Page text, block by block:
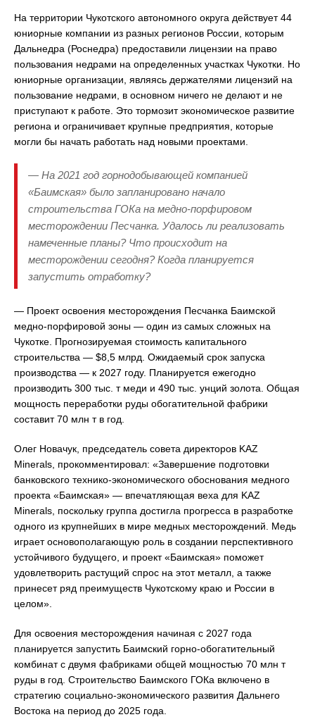
На территории Чукотского автономного округа действует 44
юниорные компании из разных регионов России, которым
Дальнедра (Роснедра) предоставили лицензии на право
пользования недрами на определенных участках Чукотки. Но
юниорные организации, являясь держателями лицензий на
пользование недрами, в основном ничего не делают и не
приступают к работе. Это тормозит экономическое развитие
региона и ограничивает крупные предприятия, которые
могли бы начать работать над новыми проектами.
— На 2021 год горнодобывающей компанией
«Баимская» было запланировано начало
строительства ГОКа на медно-порфировом
месторождении Песчанка. Удалось ли реализовать
намеченные планы? Что происходит на
месторождении сегодня? Когда планируется
запустить отработку?
— Проект освоения месторождения Песчанка Баимской
медно-порфировой зоны — один из самых сложных на
Чукотке. Прогнозируемая стоимость капитального
строительства — $8,5 млрд. Ожидаемый срок запуска
производства — к 2027 году. Планируется ежегодно
производить 300 тыс. т меди и 490 тыс. унций золота. Общая
мощность переработки руды обогатительной фабрики
составит 70 млн т в год.
Олег Новачук, председатель совета директоров KAZ
Minerals, прокомментировал: «Завершение подготовки
банковского технико-экономического обоснования медного
проекта «Баимская» — впечатляющая веха для KAZ
Minerals, поскольку группа достигла прогресса в разработке
одного из крупнейших в мире медных месторождений. Медь
играет основополагающую роль в создании перспективного
устойчивого будущего, и проект «Баимская» поможет
удовлетворить растущий спрос на этот металл, а также
принесет ряд преимуществ Чукотскому краю и России в
целом».
Для освоения месторождения начиная с 2027 года
планируется запустить Баимский горно-обогатительный
комбинат с двумя фабриками общей мощностью 70 млн т
руды в год. Строительство Баимского ГОКа включено в
стратегию социально-экономического развития Дальнего
Востока на период до 2025 года.